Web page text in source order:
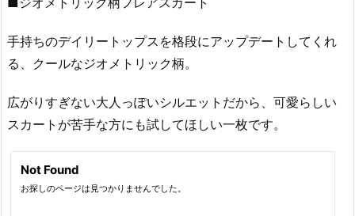
手持ちのデイリートップスを格段にアップデートしてくれ
る、クールなジオメトリック柄。
広がりすぎない大人っぽいシルエットだから、可愛らしい
スカートが苦手な方にも試してほしい一枚です。